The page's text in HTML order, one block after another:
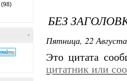
(98)
-
БЕЗ
Пятница, 22
Это цитата
цитатник или